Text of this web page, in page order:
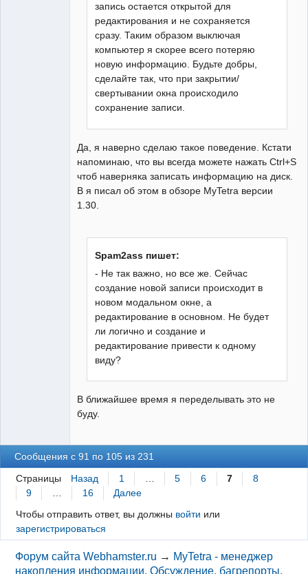
запись остается открытой для
редактирования и не сохраняется
сразу. Таким образом выключая
компьютер я скорее всего потеряю
новую информацию. Будьте добры,
сделайте так, что при закрытии/
свертывании окна происходило
сохранение записи.
Да, я наверно сделаю такое поведение. Кстати
напоминаю, что вы всегда можете нажать Ctrl+S
чтоб наверняка записать информацию на диск.
В я писал об этом в обзоре MyTetra версии
1.30.
Spam2ass пишет:
- Не так важно, но все же. Сейчас
создание новой записи происходит в
новом модальном окне, а
редактирование в основном. Не будет
ли логично и создание и
редактирование привести к одному
виду?
В ближайшее время я переделывать это не
буду.
Сообщения с 91 по 105 из 231
Страницы Назад 1 5 6 7
8
9
16
Далее
Чтобы отправить ответ, вы должны войти или
зарегистрироваться
Форум сайта Webhamster.ru → MyTetra - менеджер
накопления информации. Обсуждение, багрепорты,